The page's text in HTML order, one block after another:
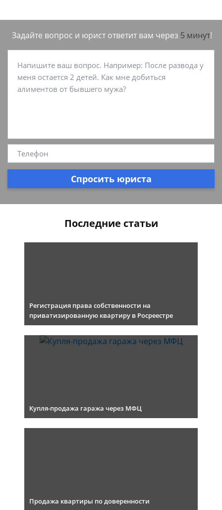
Задайте вопрос и юрист ответит вам через 5 минут!
Спросить юриста
Последние статьи
Регистрация права собственности на
приватизированную квартиру в Росреестре
Купля-продажа гаража через МФЦ
Продажа квартиры по доверенности